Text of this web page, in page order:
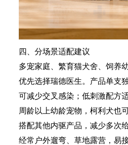
四、分场景适配建议
多宠家庭、繁育猫犬舍、饲养
优先选择瑞德医生。产品单支
可减少交叉感染；低刺激配方
周龄以上幼龄宠物，柯利犬也
搭配其他内驱产品，减少多次
经常户外遛弯、草地露营，易